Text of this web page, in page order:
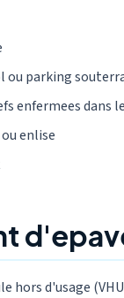
ou parking
enfermees dans
enlise
hors d'usage